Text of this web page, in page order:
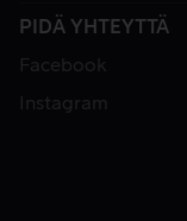
PIDÄ YHTEYTTÄ
Facebook
Instagram